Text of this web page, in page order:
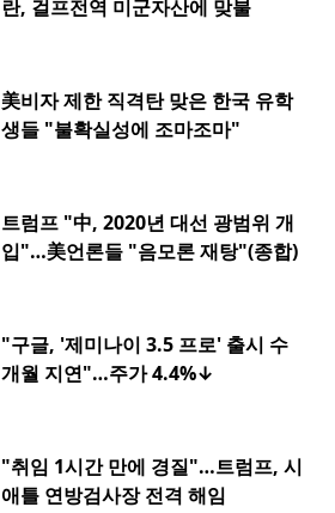
란, 걸프전역 미군자산에 맞불
美비자 제한 직격탄 맞은 한국 유학
생들 "불확실성에 조마조마"
트럼프 "中, 2020년 대선 광범위 개
입"…美언론들 "음모론 재탕"(종합)
"구글, '제미나이 3.5 프로' 출시 수
개월 지연"…주가 4.4%↓
"취임 1시간 만에 경질"…트럼프, 시
애틀 연방검사장 전격 해임